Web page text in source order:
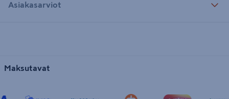
Asiakasarviot
Maksutavat